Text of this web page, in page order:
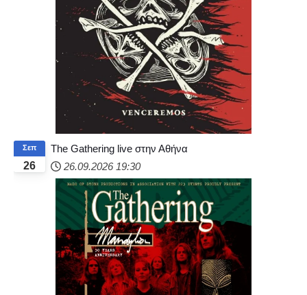
26
Σεπ
The Gathering live στην Αθήνα
26.09.2026 19:30